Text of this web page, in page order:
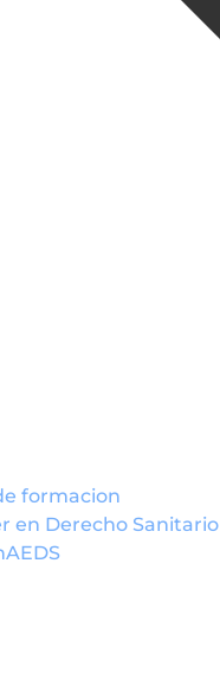
formacion
en Derecho Sanitario